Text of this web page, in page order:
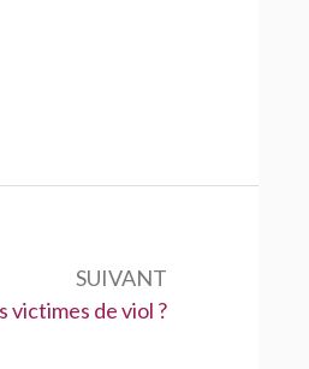
SUIVANT
victimes de viol ?